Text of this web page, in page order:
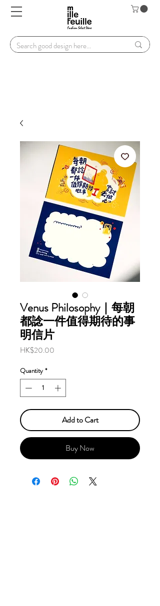
Venus Philosophy｜每朝
都諗一件值得期待的事
明信片
HK$20.00
Quantity *
Add to Cart
Buy Now